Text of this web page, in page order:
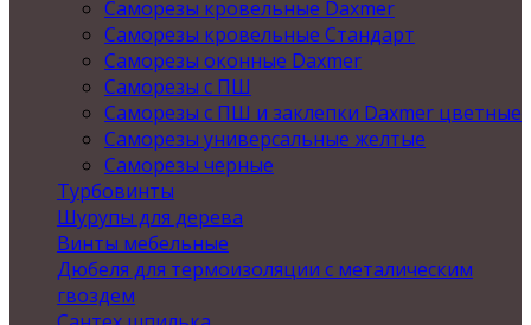
Саморезы кровельные Daxmer
Саморезы кровельные Стандарт
Саморезы оконные Daxmer
Саморезы с ПШ
Саморезы с ПШ и заклепки Daxmer цветные
Саморезы универсальные желтые
Саморезы черные
Турбовинты
Шурупы для дерева
Винты мебельные
Дюбеля для термоизоляции с металическим
гвоздем